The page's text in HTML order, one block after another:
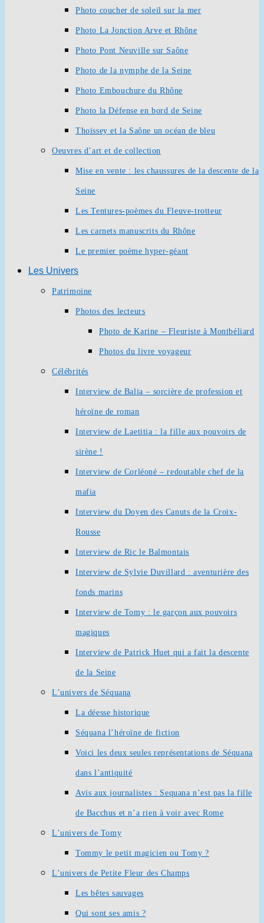
Photo coucher de soleil sur la mer
Photo La Jonction Arve et Rhône
Photo Pont Neuville sur Saône
Photo de la nymphe de la Seine
Photo Embouchure du Rhône
Photo la Défense en bord de Seine
Thoissey et la Saône un océan de bleu
Oeuvres d’art et de collection
Mise en vente : les chaussures de la descente de la
Seine
Les Tentures-poèmes du Fleuve-trotteur
Les carnets manuscrits du Rhône
Le premier poème hyper-géant
Les Univers
Patrimoine
Photos des lecteurs
Photo de Karine – Fleuriste à Montbéliard
Photos du livre voyageur
Célébrités
Interview de Balia – sorcière de profession et
héroïne de roman
Interview de Laetitia : la fille aux pouvoirs de
sirène !
Interview de Corléoné – redoutable chef de la
mafia
Interview du Doyen des Canuts de la Croix-
Rousse
Interview de Ric le Balmontais
Interview de Sylvie Duvillard : aventurière des
fonds marins
Interview de Tomy : le garçon aux pouvoirs
magiques
Interview de Patrick Huet qui a fait la descente
de la Seine
L’univers de Séquana
La déesse historique
Séquana l’héroïne de fiction
Voici les deux seules représentations de Séquana
dans l’antiquité
Avis aux journalistes : Sequana n’est pas la fille
de Bacchus et n’a rien à voir avec Rome
L’univers de Tomy
Tommy le petit magicien ou Tomy ?
L’univers de Petite Fleur des Champs
Les bêtes sauvages
Qui sont ses amis ?